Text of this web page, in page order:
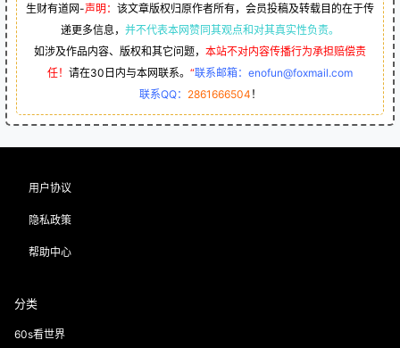
生财有道网-声明： 该文章版权归原作者所有，会员投稿及转载目的在于传
递更多信息， 并不代表本网赞同其观点和对其真实性负责。
如涉及作品内容、版权和其它问题， 本站不对内容传播行为承担赔偿责
任！ 请在30日内与本网联系。 “联系邮箱：enofun@foxmail.com
联系QQ： 2861666504 ！
用户协议
隐私政策
帮助中心
分类
60s看世界